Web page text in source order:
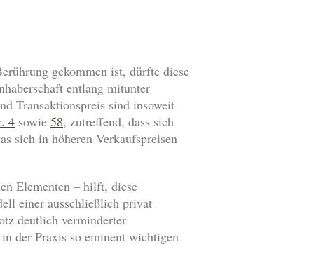
gekommen ist, dürfte diese
entlang mitunter
Transaktionspreis sind insoweit
4 sowie 58, zutreffend, dass sich
sich in höheren Verkaufspreisen
Elementen – hilft, diese
einer ausschließlich privat
deutlich verminderter
der Praxis so eminent wichtigen